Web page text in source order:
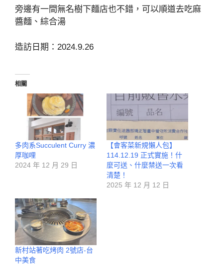
旁邊有一間無名樹下麵店也不錯，可以順道去吃麻
醬麵、綜合湯
造訪日期：2024.9.26
相關
多肉系Succulent Curry 濃
厚咖哩
2024 年 12 月 29 日
【會客菜新規懶人包】
114.12.19 正式實施！什
麼可送、什麼禁送一次看
清楚！
2025 年 12 月 12 日
新村站著吃烤肉 2號店-台
中美食